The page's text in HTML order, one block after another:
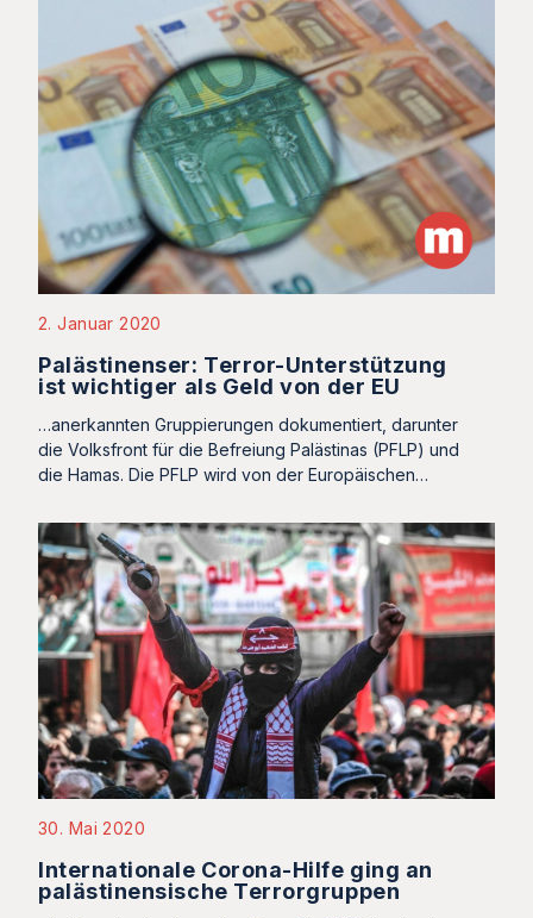
2. Januar 2020
Palästinenser: Terror-Unterstützung
ist wichtiger als Geld von der EU
…anerkannten Gruppierungen dokumentiert, darunter
die Volksfront für die Befreiung Palästinas (PFLP) und
die Hamas. Die PFLP wird von der Europäischen…
30. Mai 2020
Internationale Corona-Hilfe ging an
palästinensische Terrorgruppen